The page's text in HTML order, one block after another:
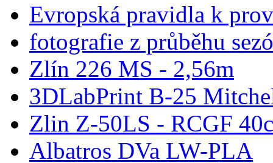
Evropská pravidla k
fotografie z průběhu
Zlín 226 MS - 2,56m
3DLabPrint B-25
Zlin Z-50LS - RCGF
Albatros DVa LW-PLA